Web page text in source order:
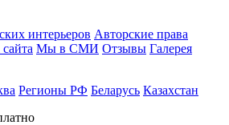
интерьеров Авторские права
Мы в СМИ Отзывы Галерея
Регионы РФ Беларусь Казахстан